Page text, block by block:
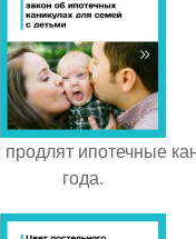
ипотечные
года.